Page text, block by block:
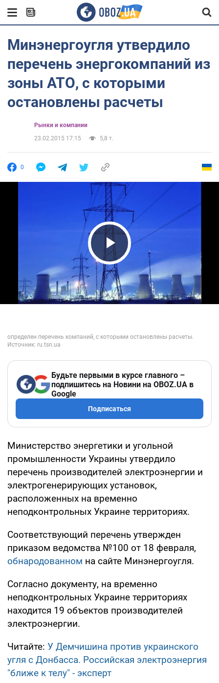
Минэнергоугля утвердило
перечень энергокомпаний из
зоны АТО, с которыми
остановлены расчеты
Рынки и компании
23.02.2015 17:15
5,8 т.
0
Play Video
Будьте первыми в курсе главного –
подпишитесь на Новини на OBOZ.UA в
Google
Подписаться
Министерство энергетики и угольной
промышленности Украины утвердило
перечень производителей электроэнергии и
электрогенерирующих установок,
расположенных на временно
неподконтрольных Украине территориях.
Соответствующий перечень утвержден
приказом ведомства №100 от 18 февраля,
обнародованном на сайте Минэнергоугля.
Согласно документу, на временно
неподконтрольных Украине территориях
находится 19 объектов производителей
электроэнергии.
Читайте: У Демчишина против украинского
угля с Донбасса. Российская электроэнергия
"ближе к телу" - эксперт